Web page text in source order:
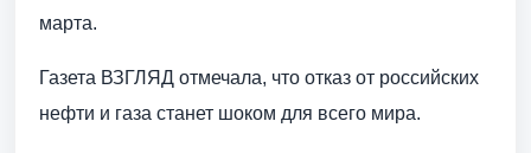
марта.
Газета ВЗГЛЯД отмечала, что отказ от российских
нефти и газа станет шоком для всего мира.